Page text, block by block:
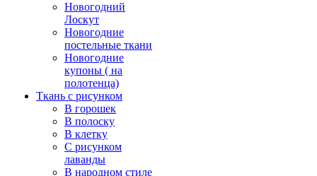
Новогодний
Лоскут
Новогодние
постельные ткани
Новогодние
купоны ( на
полотенца)
Ткань с рисунком
В горошек
В полоску
В клетку
С рисунком
лаванды
В народном стиле